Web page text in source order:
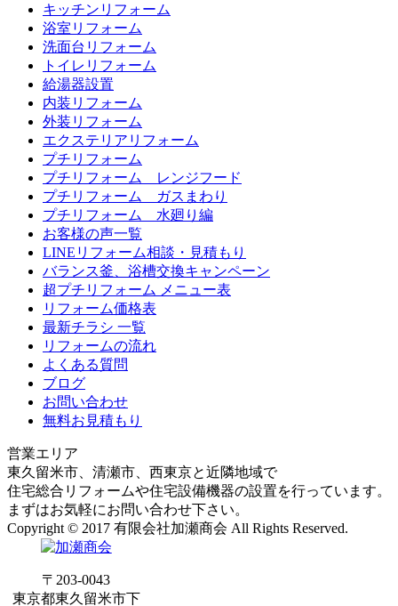
キッチンリフォーム
浴室リフォーム
洗面台リフォーム
トイレリフォーム
給湯器設置
内装リフォーム
外装リフォーム
エクステリアリフォーム
プチリフォーム
プチリフォーム レンジフード
プチリフォーム ガスまわり
プチリフォーム 水廻り編
お客様の声一覧
LINEリフォーム相談・見積もり
バランス釜、浴槽交換キャンペーン
超プチリフォーム メニュー表
リフォーム価格表
最新チラシ 一覧
リフォームの流れ
よくある質問
ブログ
お問い合わせ
無料お見積もり
営業エリア
東久留米市、清瀬市、西東京と近隣地域で
住宅総合リフォームや住宅設備機器の設置を行っています。
まずはお気軽にお問い合わせ下さい。
Copyright © 2017 有限会社加瀬商会 All Rights Reserved.
〒203-0043
東京都東久留米市下